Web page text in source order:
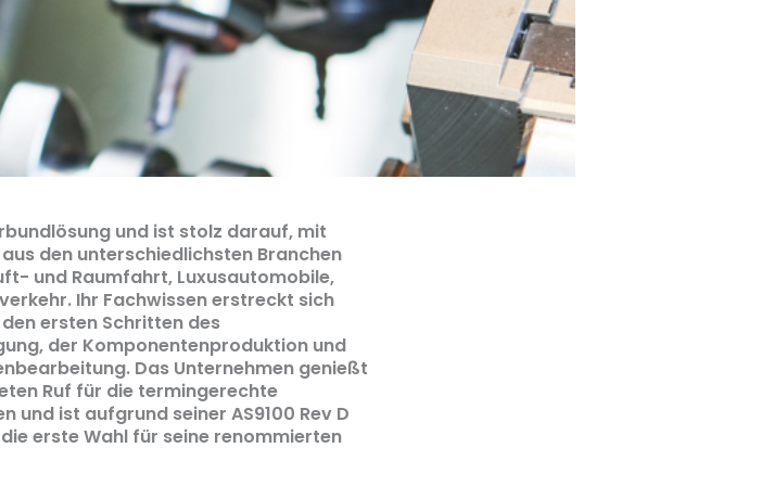
und ist stolz darauf, mit
den unterschiedlichsten Branchen
und Raumfahrt, Luxusautomobile,
Ihr Fachwissen erstreckt sich
ersten Schritten des
der Komponentenproduktion und
Das Unternehmen genießt
Ruf für die termingerechte
und ist aufgrund seiner AS9100 Rev D
erste Wahl für seine renommierten